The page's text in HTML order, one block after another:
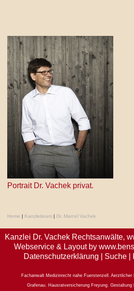
Portrait Dr. Vachek privat.
Home | Kanzleiteam | Dr. Marcel Vachek
Kanzlei Dr. Vachek Rechtsanwälte,
Webservice & Layout by
Datenschutzerklärung
Suche|
Fachanwalt Medizinrecht nahe Fuerstenzell Aerztlicher
Grafenau, Hausratversicherung Freyung, Gestaltung